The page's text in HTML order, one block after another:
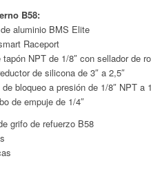
B58:
aluminio BMS Elite
Raceport
tapón NPT de 1/8″ con sellador de
de silicona de 3″ a 2,5″
bloqueo a presión de 1/8″ NPT a
de empuje de 1/4″
grifo de refuerzo B58